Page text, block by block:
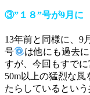
③”１８”号が9月に
13年前と同様に、9
号
は他にも過去
すが、今回もすで
50m以上の猛烈な
たらしているという